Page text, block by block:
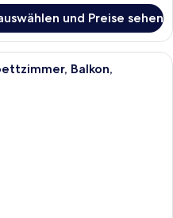
und Preise sehen
Ein Schlafzimmer mit Bett,
Balkon,